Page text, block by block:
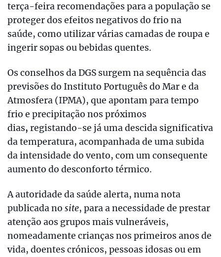
terça-feira recomendações para a população se
proteger dos efeitos negativos do frio na
saúde, como utilizar várias camadas de roupa e
ingerir sopas ou bebidas quentes.
Os conselhos da DGS surgem na sequência das
previsões do Instituto Português do Mar e da
Atmosfera (IPMA), que apontam para tempo
frio e precipitação nos próximos
dias, registando-se já uma descida significativa
da temperatura, acompanhada de uma subida
da intensidade do vento, com um consequente
aumento do desconforto térmico.
A autoridade da saúde alerta, numa nota
publicada no site, para a necessidade de prestar
atenção aos grupos mais vulneráveis,
nomeadamente crianças nos primeiros anos de
vida, doentes crónicos, pessoas idosas ou em